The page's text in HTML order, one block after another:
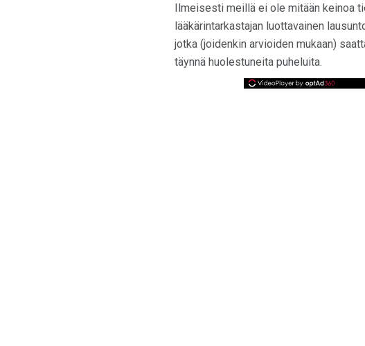
Ilmeisesti meillä ei ole mitään keinoa
lääkärintarkastajan luottavainen
jotka (joidenkin arvioiden mukaan)
täynnä huolestuneita puheluita.